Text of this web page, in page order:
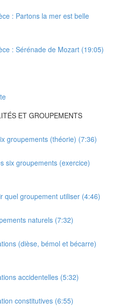
: Partons la mer est belle
: Sérénade de Mozart (19:05)
ET GROUPEMENTS
groupements (théorie) (7:36)
six groupements (exercice)
quel groupement utiliser (4:46)
naturels (7:32)
(dièse, bémol et bécarre)
accidentelles (5:32)
constitutives (6:55)